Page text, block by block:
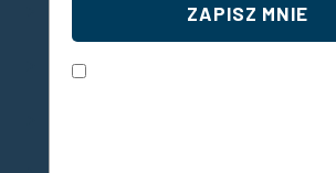
ZAPISZ MNIE